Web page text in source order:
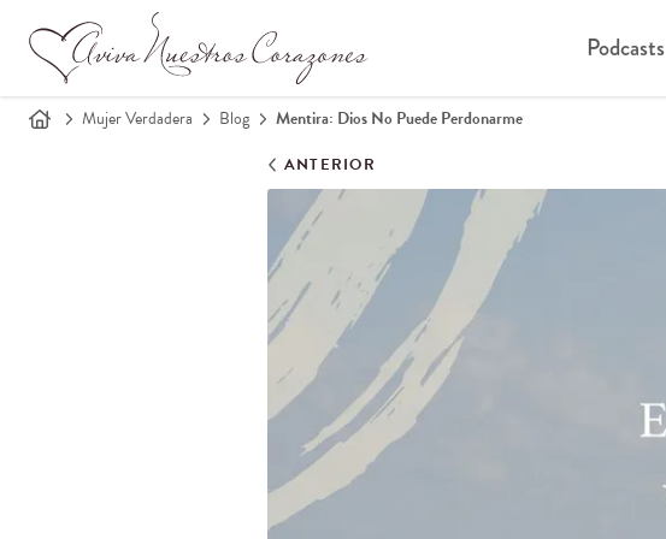
Podcasts
Mujer Verdadera Blog Mentira: Dios No Puede Perdonarme
ANTERIOR